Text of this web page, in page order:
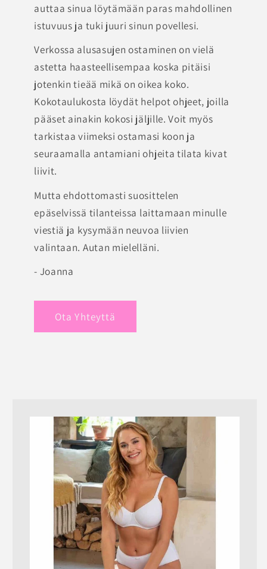
auttaa sinua löytämään paras mahdollinen
istuvuus ja tuki juuri sinun povellesi.
Verkossa alusasujen ostaminen on vielä
astetta haasteellisempaa koska pitäisi
jotenkin tieää mikä on oikea koko.
Kokotaulukosta löydät helpot ohjeet, joilla
pääset ainakin kokosi jäljille. Voit myös
tarkistaa viimeksi ostamasi koon ja
seuraamalla antamiani ohjeita tilata kivat
liivit.
Mutta ehdottomasti suosittelen
epäselvissä tilanteissa laittamaan minulle
viestiä ja kysymään neuvoa liivien
valintaan. Autan mielelläni.
- Joanna
Ota Yhteyttä